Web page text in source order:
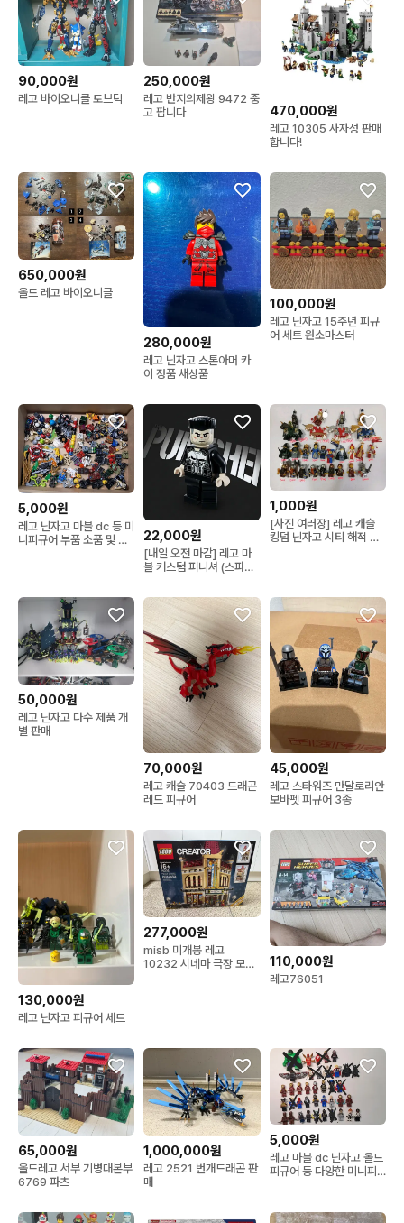
90,000원
레고 바이오니클 토브덕
250,000원
레고 반지의제왕 9472 중
고 팝니다
470,000원
레고 10305 사자성 판매
합니다!
650,000원
올드 레고 바이오니클
280,000원
레고 닌자고 스톤아머 카
이 정품 새상품
100,000원
레고 닌자고 15주년 피규
어 세트 원소마스터
5,000원
레고 닌자고 마블 dc 등 미
니피규어 부품 소품 및 무
22,000원
[내일 오전 마감] 레고 마
블 커스텀 퍼니셔 (스파이
1,000원
[사진 여러장] 레고 캐슬
킹덤 닌자고 시티 해적 배
50,000원
레고 닌자고 다수 제품 개
별 판매
70,000원
레고 캐슬 70403 드래곤
레드 피규어
45,000원
레고 스타워즈 만달로리안
보바펫 피규어 3종
130,000원
레고 닌자고 피규어 세트
277,000원
misb 미개봉 레고
10232 시네마 극장 모듈
110,000원
레고76051
65,000원
올드레고 서부 기병대본부
6769 파츠
1,000,000원
레고 2521 번개드래곤 판
매
5,000원
레고 마블 dc 닌자고 올드
피규어 등 다양한 미니피